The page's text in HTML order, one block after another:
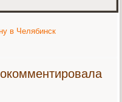
в Челябинск